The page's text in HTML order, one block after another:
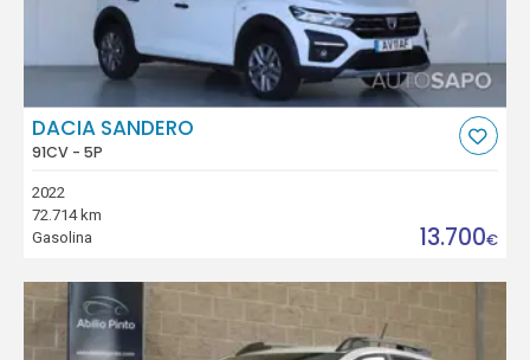
DACIA SANDERO
91CV - 5P
2022
72.714 km
Gasolina
13.700€